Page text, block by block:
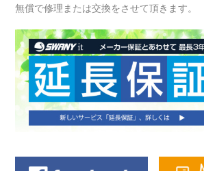
無償で修理または交換をさせて頂きます。